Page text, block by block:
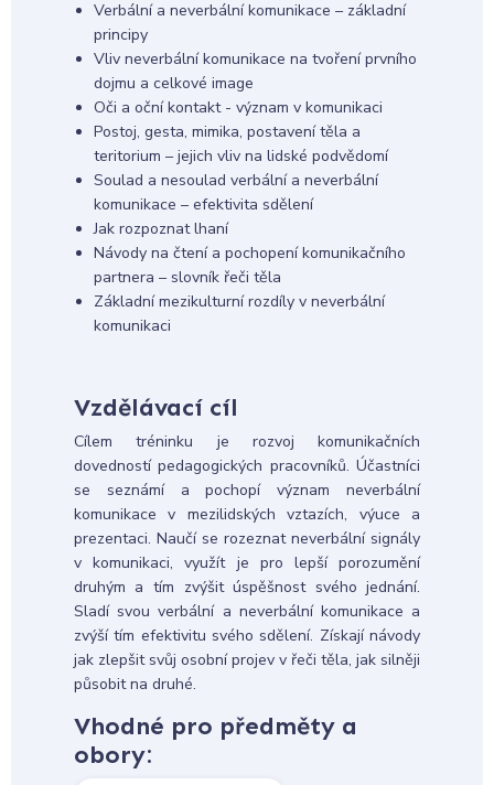
Verbální a neverbální komunikace – základní
principy
Vliv neverbální komunikace na tvoření prvního
dojmu a celkové image
Oči a oční kontakt - význam v komunikaci
Postoj, gesta, mimika, postavení těla a
teritorium – jejich vliv na lidské podvědomí
Soulad a nesoulad verbální a neverbální
komunikace – efektivita sdělení
Jak rozpoznat lhaní
Návody na čtení a pochopení komunikačního
partnera – slovník řeči těla
Základní mezikulturní rozdíly v neverbální
komunikaci
Vzdělávací cíl
Cílem tréninku je rozvoj komunikačních
dovedností pedagogických pracovníků. Účastníci
se seznámí a pochopí význam neverbální
komunikace v mezilidských vztazích, výuce a
prezentaci. Naučí se rozeznat neverbální signály
v komunikaci, využít je pro lepší porozumění
druhým a tím zvýšit úspěšnost svého jednání.
Sladí svou verbální a neverbální komunikace a
zvýší tím efektivitu svého sdělení. Získají návody
jak zlepšit svůj osobní projev v řeči těla, jak silněji
působit na druhé.
Vhodné pro předměty a
obory: